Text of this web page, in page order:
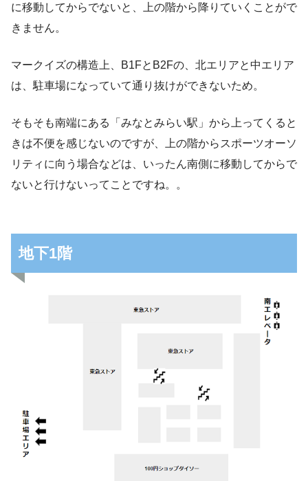
に移動してからでないと、上の階から降りていくことがで
きません。
マークイズの構造上、B1FとB2Fの、北エリアと中エリア
は、駐車場になっていて通り抜けができないため。
そもそも南端にある「みなとみらい駅」から上ってくると
きは不便を感じないのですが、上の階からスポーツオーソ
リティに向う場合などは、いったん南側に移動してからで
ないと行けないってことですね。。
地下1階